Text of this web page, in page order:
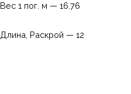
Вес 1 пог. м — 16.76
Длина, Раскрой — 12